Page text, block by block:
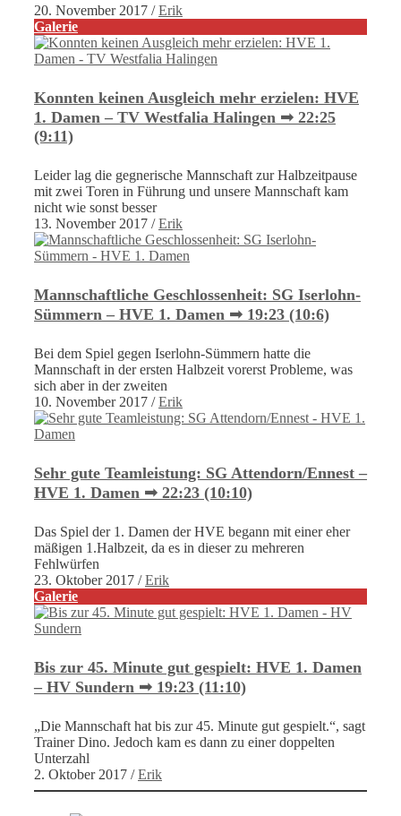
20. November 2017 /Erik
Galerie
Konnten keinen Ausgleich mehr erzielen: HVE
1. Damen – TV Westfalia Halingen ➟ 22:25
(9:11)
Leider lag die gegnerische Mannschaft zur Halbzeitpause
mit zwei Toren in Führung und unsere Mannschaft kam
nicht wie sonst besser
13. November 2017 /Erik
Mannschaftliche Geschlossenheit: SG Iserlohn-
Sümmern – HVE 1. Damen ➟ 19:23 (10:6)
Bei dem Spiel gegen Iserlohn-Sümmern hatte die
Mannschaft in der ersten Halbzeit vorerst Probleme, was
sich aber in der zweiten
10. November 2017 /Erik
Sehr gute Teamleistung: SG Attendorn/Ennest –
HVE 1. Damen ➟ 22:23 (10:10)
Das Spiel der 1. Damen der HVE begann mit einer eher
mäßigen 1.Halbzeit, da es in dieser zu mehreren
Fehlwürfen
23. Oktober 2017 /Erik
Galerie
Bis zur 45. Minute gut gespielt: HVE 1. Damen
– HV Sundern ➟ 19:23 (11:10)
„Die Mannschaft hat bis zur 45. Minute gut gespielt.“, sagt
Trainer Dino. Jedoch kam es dann zu einer doppelten
Unterzahl
2. Oktober 2017 /Erik